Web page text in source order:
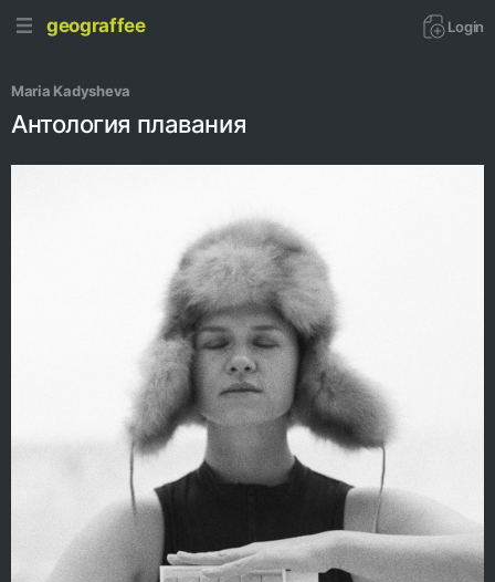
geograffee Login
Maria Kadysheva
Антология плавания